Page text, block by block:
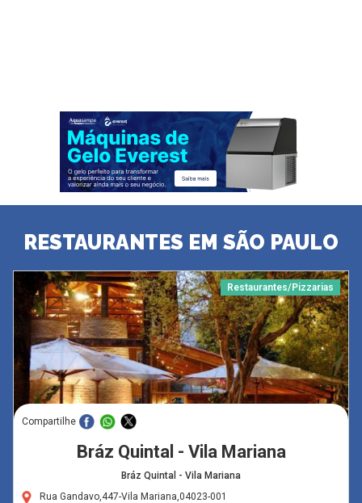
RESTAURANTES EM SÃO PAULO
Restaurantes/Pizzarias
Compartilhe
Bráz Quintal - Vila Mariana
Bráz Quintal - Vila Mariana
Rua Gandavo,447-Vila Mariana,04023-001